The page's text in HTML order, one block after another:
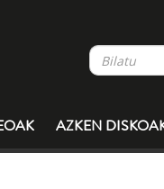
AZKEN